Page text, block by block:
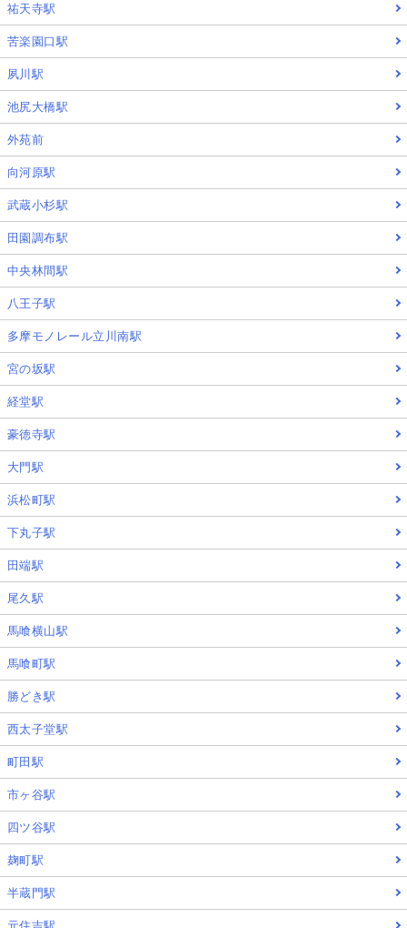
祐天寺駅
苦楽園口駅
夙川駅
池尻大橋駅
外苑前
向河原駅
武蔵小杉駅
田園調布駅
中央林間駅
八王子駅
多摩モノレール立川南駅
宮の坂駅
経堂駅
豪徳寺駅
大門駅
浜松町駅
下丸子駅
田端駅
尾久駅
馬喰横山駅
馬喰町駅
勝どき駅
西太子堂駅
町田駅
市ヶ谷駅
四ツ谷駅
麹町駅
半蔵門駅
元住吉駅